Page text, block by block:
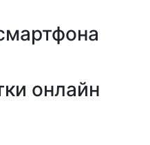
онлайн